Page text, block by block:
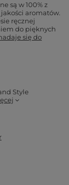
są w 100% z
aromatów.
ręcznej
do pięknych
się do
Style